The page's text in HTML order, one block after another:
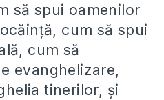
să spui oamenilor
cum să spui
cum să
evanghelizare,
tinerilor, și